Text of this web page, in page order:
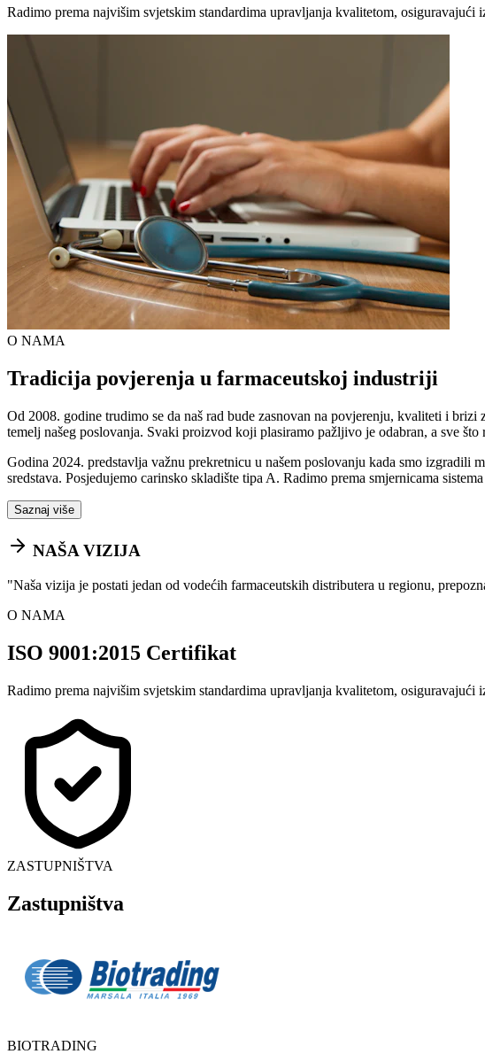
Radimo prema najvišim svjetskim standardima upravljanja kvalitetom, osiguravajući
O NAMA
Tradicija povjerenja u farmaceutskoj industriji
Od 2008. godine trudimo se da naš rad bude zasnovan na povjerenju, kvaliteti i
temelj našeg poslovanja. Svaki proizvod koji plasiramo pažljivo je odabran, a sve
Godina 2024. predstavlja važnu prekretnicu u našem poslovanju kada smo izgradili
sredstava. Posjedujemo carinsko skladište tipa A. Radimo prema smjernicama
Saznaj više
NAŠA VIZIJA
"Naša vizija je postati jedan od vodećih farmaceutskih distributera u regionu,
O NAMA
ISO 9001:2015 Certifikat
Radimo prema najvišim svjetskim standardima upravljanja kvalitetom, osiguravajući
ZASTUPNIŠTVA
Zastupništva
BIOTRADING